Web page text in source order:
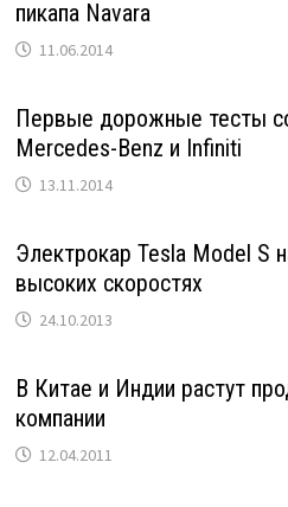
пикапа Navara
11.06.2014
Первые дорожные тесты
Mercedes-Benz и Infiniti
13.11.2014
Электрокар Tesla Model S
высоких скоростях
24.10.2013
В Китае и Индии растут
компании
12.04.2011